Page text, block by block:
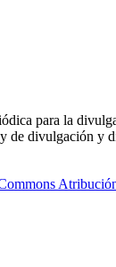
para la
de divulgación y